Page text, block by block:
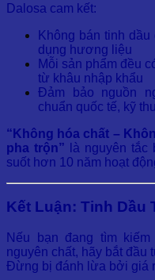
Dalosa cam kết:
Không bán tinh
dụng hương liệu
Mỗi sản phẩm đều
từ khâu nhập khẩu
Đảm bảo nguồn
chuẩn quốc tế, kỹ
“Không hóa chất –
pha trộn” là nguyên tắc
suốt hơn 10 năm hoạt
Kết Luận: Tinh Dầu
Nếu bạn đang tìm
nguyên chất, hãy bắt đầu
Đừng bị đánh lừa bởi giá